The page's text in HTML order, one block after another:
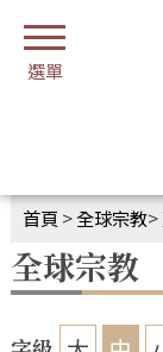
首頁 >全球宗教>
全球宗教